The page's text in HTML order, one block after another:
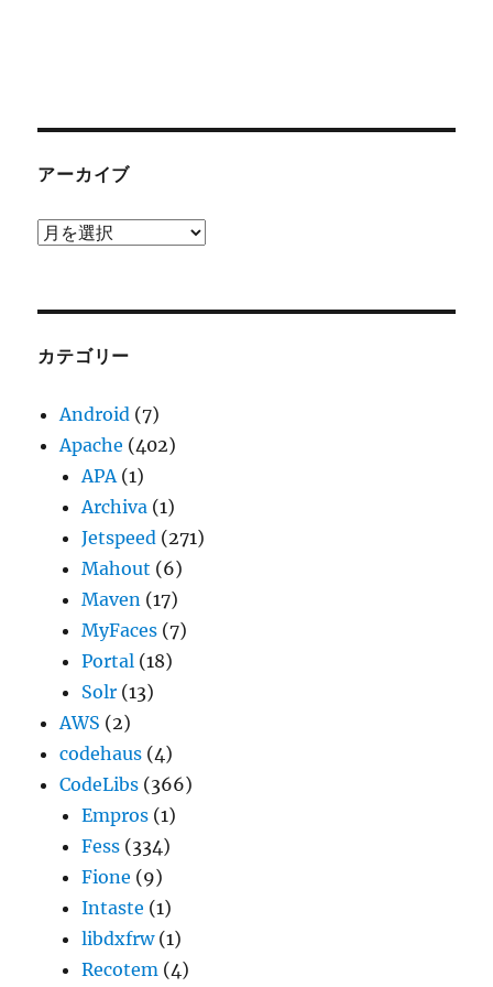
アーカイブ
ア
ブ
カテゴリー
Android (7)
Apache (402)
APA(1)
Archiva (1)
Jetspeed (271)
Mahout (6)
Maven (17)
MyFaces (7)
Portal (18)
Solr (13)
AWS (2)
codehaus (4)
CodeLibs (366)
Empros (1)
Fess (334)
Fione (9)
Intaste (1)
libdxfrw(1)
Recotem (4)